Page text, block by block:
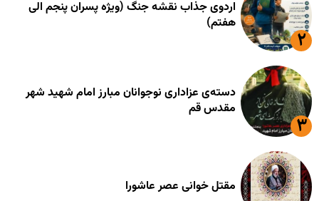
اردوی جذاب نقشه جنگ (ویژه پسران پنجم الی
هفتم)
دسته‌ی عزاداری نوجوانان مبارز امام شهید شهر
مقدس قم
مقتل خوانی عصر عاشورا